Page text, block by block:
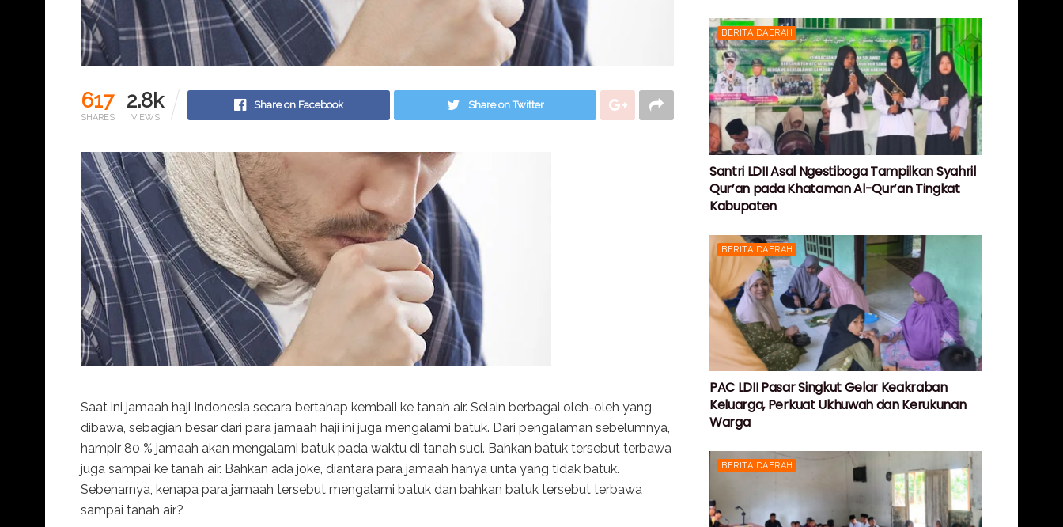
617
SHARES
2.8k
VIEWS
Share on Facebook Share on Twitter
Saat ini jamaah haji Indonesia secara bertahap kembali ke tanah air. Selain berbagai oleh-oleh yang
dibawa, sebagian besar dari para jamaah haji ini juga mengalami batuk. Dari pengalaman sebelumnya,
hampir 80 % jamaah akan mengalami batuk pada waktu di tanah suci. Bahkan batuk tersebut terbawa
juga sampai ke tanah air. Bahkan ada joke, diantara para jamaah hanya unta yang tidak batuk.
Sebenarnya, kenapa para jamaah tersebut mengalami batuk dan bahkan batuk tersebut terbawa
sampai tanah air?
BERITA DAERAH
Santri LDII Asal Ngestiboga Tampilkan Syahril
Qur’an pada Khataman Al-Qur’an Tingkat
Kabupaten
BERITA DAERAH
PAC LDII Pasar Singkut Gelar Keakraban
Keluarga, Perkuat Ukhuwah dan Kerukunan
Warga
BERITA DAERAH